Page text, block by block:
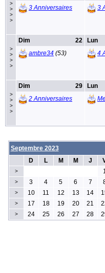
>
>
>
>
3 Anniversaires
3
>
>
>
>
22
Dim
ambre34 (53)
Lun
4
>
>
>
>
29
Dim
2 Anniversaires
Lun
Septembre 2023
D
L M M J
>
> 3 4 5 6 7
> 10 11 12 13 14
> 17 18 19 20 21
> 24 25 26 27 28